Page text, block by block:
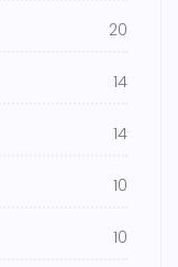
20
14
14
10
10